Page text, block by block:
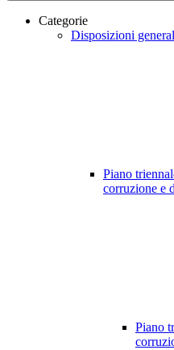
Categorie
Disposizioni
Piano
corruzione e
Piano